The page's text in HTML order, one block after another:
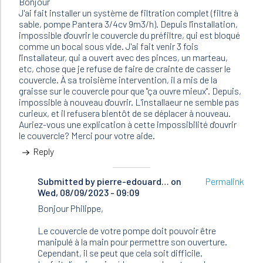
J'ai fait installer un système de filtration complet (filtre à
sable, pompe Pantera 3/4cv 9m3/h). Depuis l'installation,
impossible d'ouvrir le couvercle du préfiltre, qui est bloqué
comme un bocal sous vide. J'ai fait venir 3 fois
l'installateur, qui a ouvert avec des pinces, un marteau,
etc, chose que je refuse de faire de crainte de casser le
couvercle. À sa troisième intervention, il a mis de la
graisse sur le couvercle pour que "ça ouvre mieux". Depuis,
impossible à nouveau d'ouvrir. L'installaeur ne semble pas
curieux, et il refusera bientôt de se déplacer à nouveau.
Auriez-vous une explication à cette impossibilité d'ouvrir
le couvercle? Merci pour votre aide.
Reply
Submitted by pierre-edouard… on
Wed, 08/09/2023 - 09:09
In
reply
to
Bonjour
J'ai
fait
installer…
by
Permalink
Bonjour Philippe,
Le couvercle de votre pompe doit pouvoir être
manipulé à la main pour permettre son ouverture.
Cependant, il se peut que cela soit difficile.